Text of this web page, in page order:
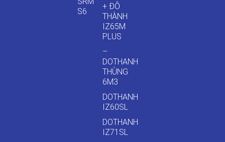
S6
+ ĐÔ
THÀNH
IZ65M
PLUS
–
DOTHANH
THÙNG
6M3
DOTHANH
IZ60SL
DOTHANH
IZ71SL